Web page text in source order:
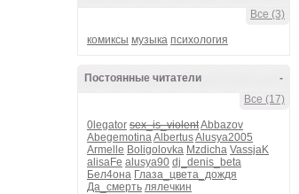
Все (3)
комиксы музыка психология
-
Постоянные читатели
Все (17)
0legator sex_is_violentAbbazov
AbegemotinaAlbertusAlusya2005
Armelle Boligolovka Mzdicha VassjaK
alisaFe alusya90 dj_denis_beta
Бел4она Глаза_цвета_дождя
Да_смерть лялечкин